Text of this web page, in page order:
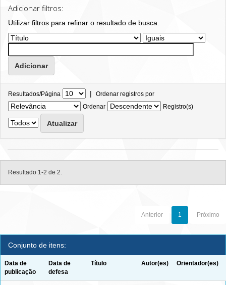
Adicionar filtros:
Utilizar filtros para refinar o resultado de busca.
Resultados/Página | Ordenar registros por
Ordenar
Registro(s)
Resultado 1-2 de 2.
Anterior 1 Próximo
Conjunto de itens:
Data de
publicação
Data de
defesa
Título Autor(es) Orientador(es)